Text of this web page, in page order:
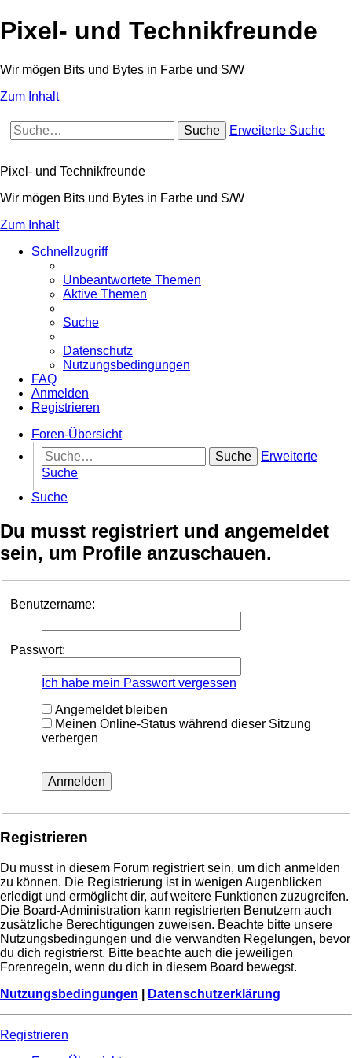
Pixel- und Technikfreunde
Wir mögen Bits und Bytes in Farbe und S/W
Zum Inhalt
Suche Erweiterte Suche
Pixel- und Technikfreunde
Wir mögen Bits und Bytes in Farbe und S/W
Zum Inhalt
Schnellzugriff
Unbeantwortete Themen
Aktive Themen
Suche
Datenschutz
Nutzungsbedingungen
FAQ
Anmelden
Registrieren
Foren-Übersicht
Suche
Erweiterte
Suche
Suche
Du musst registriert und angemeldet
sein, um Profile anzuschauen.
Benutzername:
Passwort:
Ich habe mein Passwort vergessen
Angemeldet bleiben
Meinen Online-Status während dieser Sitzung
verbergen
Registrieren
Du musst in diesem Forum registriert sein, um dich anmelden
zu können. Die Registrierung ist in wenigen Augenblicken
erledigt und ermöglicht dir, auf weitere Funktionen zuzugreifen.
Die Board-Administration kann registrierten Benutzern auch
zusätzliche Berechtigungen zuweisen. Beachte bitte unsere
Nutzungsbedingungen und die verwandten Regelungen, bevor
du dich registrierst. Bitte beachte auch die jeweiligen
Forenregeln, wenn du dich in diesem Board bewegst.
Nutzungsbedingungen
Datenschutzerklärung
Registrieren